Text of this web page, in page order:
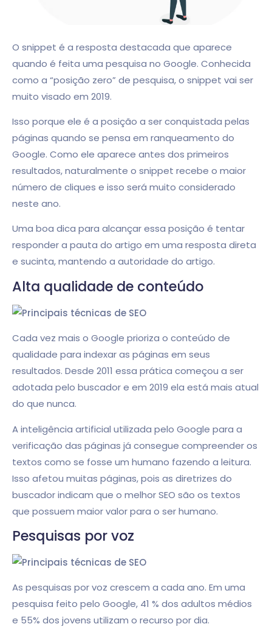
O snippet é a resposta destacada que aparece
quando é feita uma pesquisa no Google. Conhecida
como a “posição zero” de pesquisa, o snippet vai ser
muito visado em 2019.
Isso porque ele é a posição a ser conquistada pelas
páginas quando se pensa em ranqueamento do
Google. Como ele aparece antes dos primeiros
resultados, naturalmente o snippet recebe o maior
número de cliques e isso será muito considerado
neste ano.
Uma boa dica para alcançar essa posição é tentar
responder a pauta do artigo em uma resposta direta
e sucinta, mantendo a autoridade do artigo.
Alta qualidade de conteúdo
Cada vez mais o Google prioriza o conteúdo de
qualidade para indexar as páginas em seus
resultados. Desde 2011 essa prática começou a ser
adotada pelo buscador e em 2019 ela está mais atual
do que nunca.
A inteligência artificial utilizada pelo Google para a
verificação das páginas já consegue compreender os
textos como se fosse um humano fazendo a leitura.
Isso afetou muitas páginas, pois as diretrizes do
buscador indicam que o melhor SEO são os textos
que possuem maior valor para o ser humano.
Pesquisas por voz
As pesquisas por voz crescem a cada ano. Em uma
pesquisa feito pelo Google, 41 % dos adultos médios
e 55% dos jovens utilizam o recurso por dia.